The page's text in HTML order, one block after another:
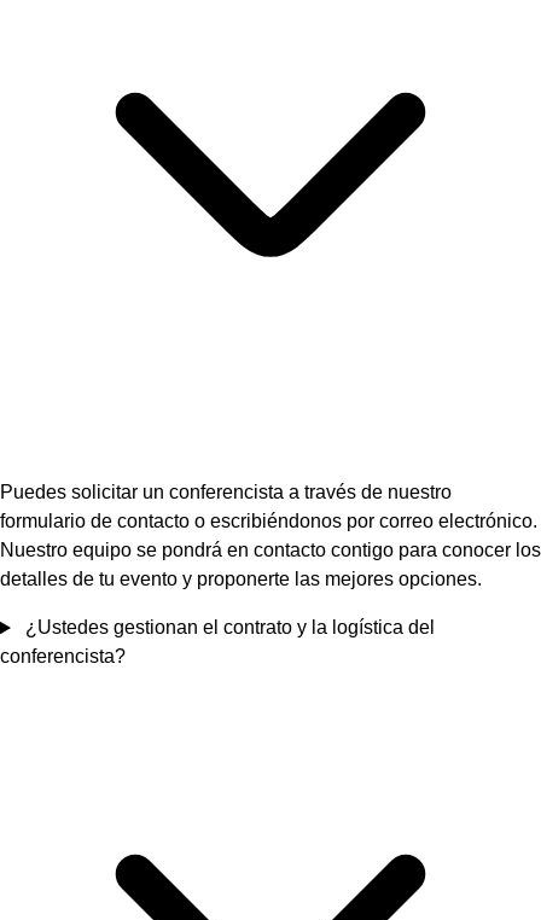
Puedes solicitar un conferencista a través de nuestro
formulario de contacto o escribiéndonos por correo electrónico.
Nuestro equipo se pondrá en contacto contigo para conocer los
detalles de tu evento y proponerte las mejores opciones.
¿Ustedes gestionan el contrato y la logística del
conferencista?